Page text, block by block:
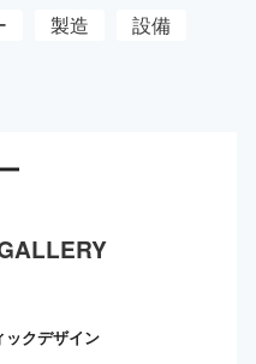
製造
設備
ックデザイン